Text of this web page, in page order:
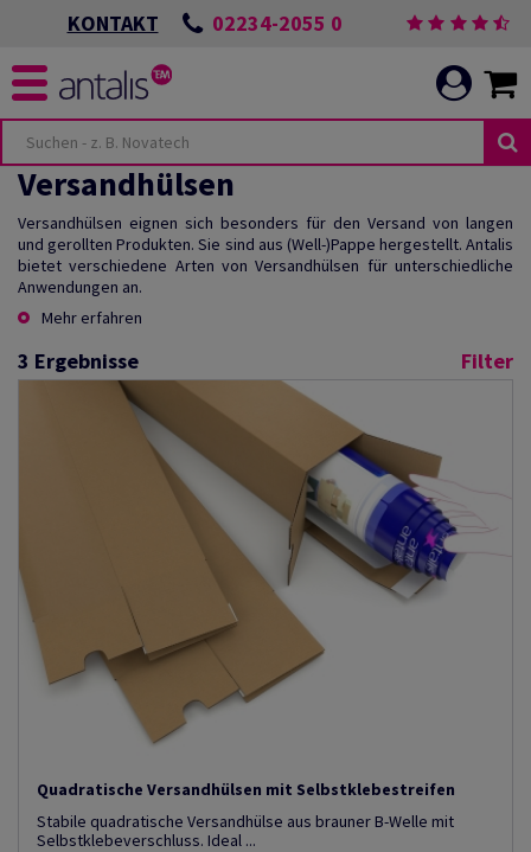
KONTAKT 02234-2055 0
Versandhülsen
Versandhülsen eignen sich besonders für den Versand von langen
und gerollten Produkten. Sie sind aus (Well-)Pappe hergestellt. Antalis
bietet verschiedene Arten von Versandhülsen für unterschiedliche
Anwendungen an.
Mehr erfahren
3 Ergebnisse Filter
Quadratische Versandhülsen mit Selbstklebestreifen
Stabile quadratische Versandhülse aus brauner B-Welle mit
Selbstklebeverschluss. Ideal ...